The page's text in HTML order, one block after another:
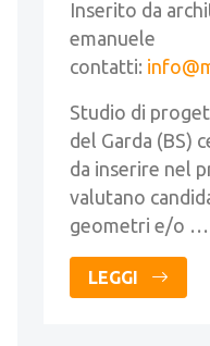
Inserito da
emanuele
contatti:
Studio di
del Garda (BS)
da inserire nel
valutano
geometri e/o …
LEGGI